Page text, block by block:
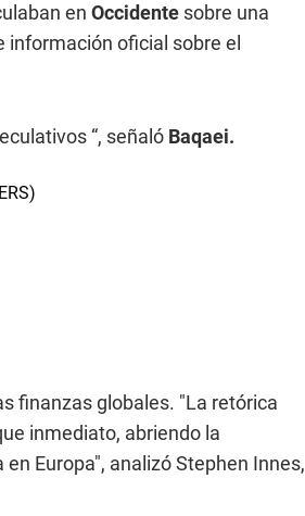
en Occidente sobre una
oficial sobre el
“, señaló Baqaei.
finanzas globales. "La retórica
inmediato, abriendo la
Europa", analizó Stephen Innes,